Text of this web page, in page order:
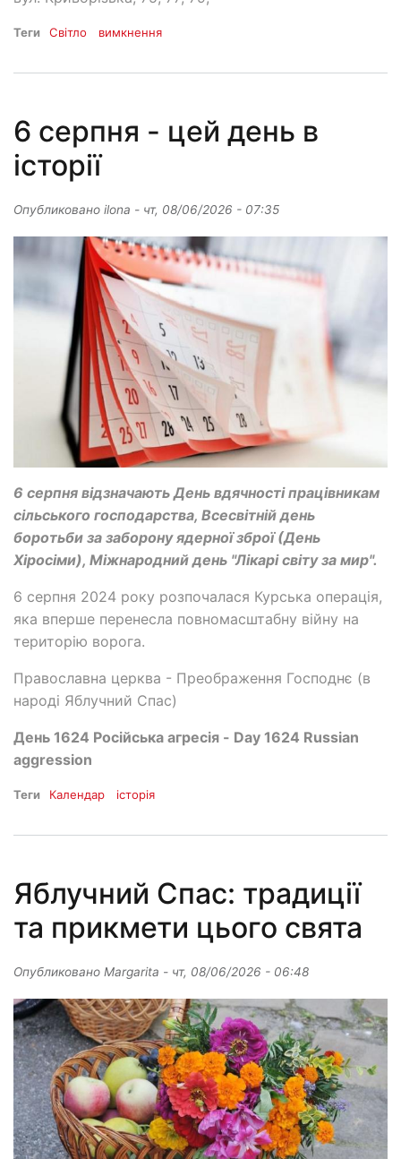
Теги Світло вимкнення
6 серпня - цей день в
історії
Опубликовано ilona - чт, 08/06/2026 - 07:35
6 серпня відзначають День вдячності працівникам
сільського господарства, Всесвітній день
боротьби за заборону ядерної зброї (День
Хіросіми), Міжнародний день "Лікарі світу за мир".
6 серпня 2024 року розпочалася Курська операція,
яка вперше перенесла повномасштабну війну на
територію ворога.
Православна церква - Преображення Господнє (в
народі Яблучний Спас)
День 1624 Російська агресія - Day 1624 Russian
aggression
Теги Календар історія
Яблучний Спас: традиції
та прикмети цього свята
Опубликовано Margarita - чт, 08/06/2026 - 06:48